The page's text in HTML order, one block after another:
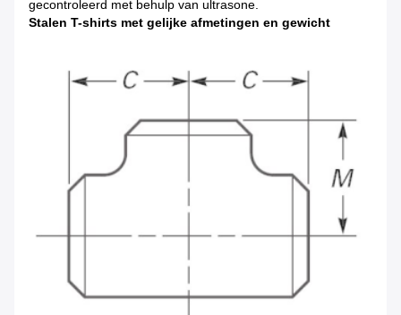
gecontroleerd met behulp van ultrasone.
Stalen T-shirts met gelijke afmetingen en gewicht